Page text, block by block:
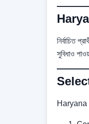
নির্বাচিত
সুবিধাও
Haryana